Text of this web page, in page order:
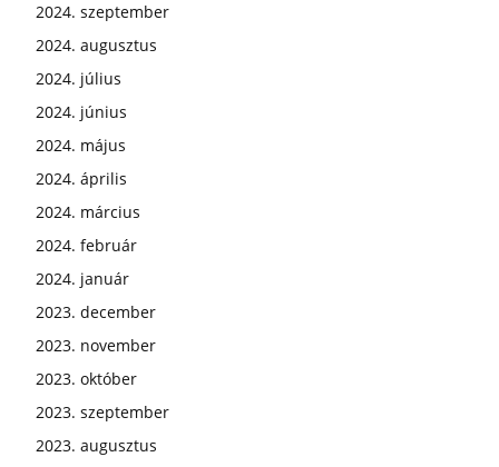
2024. szeptember
2024. augusztus
2024. július
2024. június
2024. május
2024. április
2024. március
2024. február
2024. január
2023. december
2023. november
2023. október
2023. szeptember
2023. augusztus